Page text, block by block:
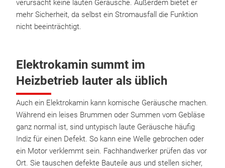
verursacht keine lauten Geräusche. Außerdem bietet er
mehr Sicherheit, da selbst ein Stromausfall die Funktion
nicht beeinträchtigt.
Elektrokamin summt im
Heizbetrieb lauter als üblich
Auch ein Elektrokamin kann komische Geräusche machen.
Während ein leises Brummen oder Summen vom Gebläse
ganz normal ist, sind untypisch laute Geräusche häufig
Indiz für einen Defekt. So kann eine Welle gebrochen oder
ein Motor verklemmt sein. Fachhandwerker prüfen das vor
Ort. Sie tauschen defekte Bauteile aus und stellen sicher,